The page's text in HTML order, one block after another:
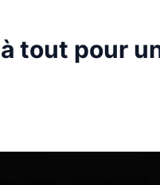
tout pour